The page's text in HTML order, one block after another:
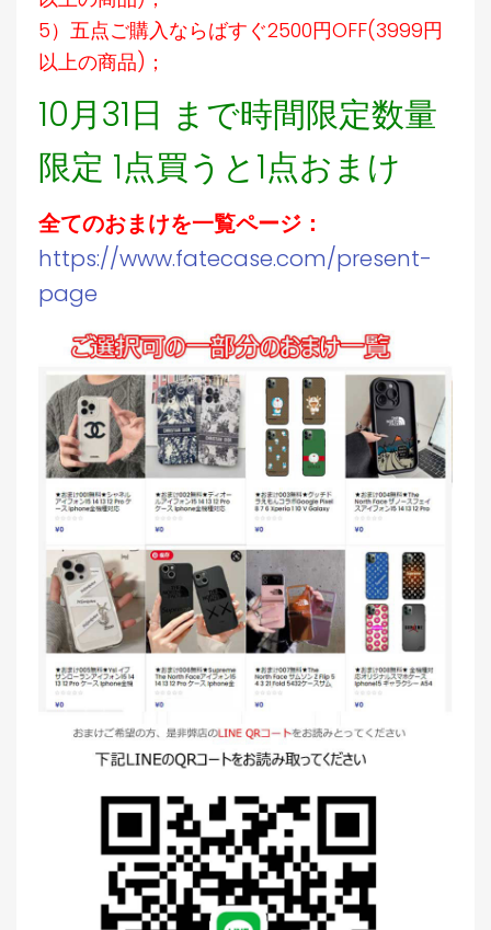
5）五点ご購入ならばすぐ2500円OFF(3999円
以上の商品)；
10月31日 まで時間限定数量
限定 1点買うと1点おまけ
全てのおまけを一覧ページ：
https://www.fatecase.com/present-
page